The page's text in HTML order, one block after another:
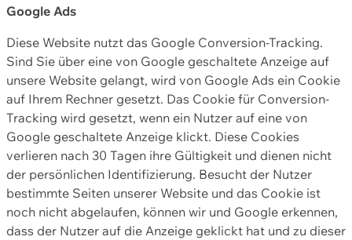
Google Ads
Diese Website nutzt das Google Conversion-Tracking.
Sind Sie über eine von Google geschaltete Anzeige auf
unsere Website gelangt, wird von Google Ads ein Cookie
auf Ihrem Rechner gesetzt. Das Cookie für Conversion-
Tracking wird gesetzt, wenn ein Nutzer auf eine von
Google geschaltete Anzeige klickt. Diese Cookies
verlieren nach 30 Tagen ihre Gültigkeit und dienen nicht
der persönlichen Identifizierung. Besucht der Nutzer
bestimmte Seiten unserer Website und das Cookie ist
noch nicht abgelaufen, können wir und Google erkennen,
dass der Nutzer auf die Anzeige geklickt hat und zu dieser